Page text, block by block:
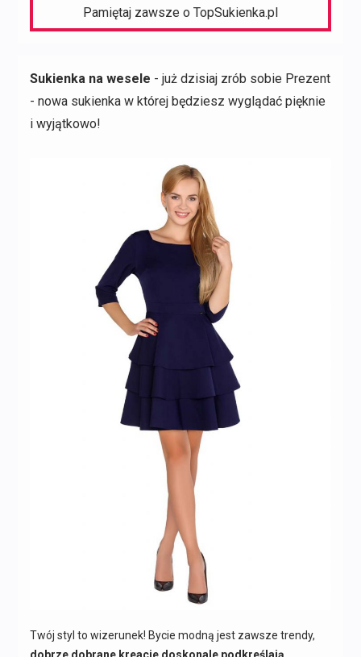
Pamiętaj zawsze o TopSukienka.pl
Sukienka na wesele - już dzisiaj zrób sobie Prezent
- nowa sukienka w której będziesz wyglądać pięknie
i wyjątkowo!
Twój styl to wizerunek! Bycie modną jest zawsze trendy,